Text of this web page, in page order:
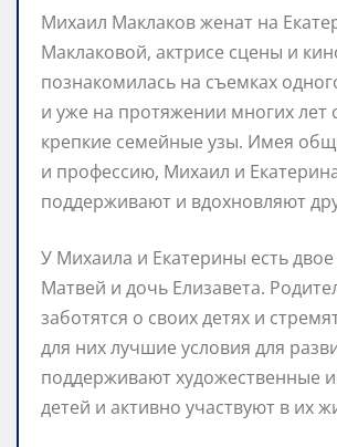
Михаил Маклаков женат на
Маклаковой, актрисе сцены и
познакомилась на съемках
и уже на протяжении многих лет
крепкие семейные узы. Имея
и профессию, Михаил и
поддерживают и вдохновляют
У Михаила и Екатерины есть
Матвей и дочь Елизавета.
заботятся о своих детях и
для них лучшие условия для
поддерживают художественные
детей и активно участвуют в их